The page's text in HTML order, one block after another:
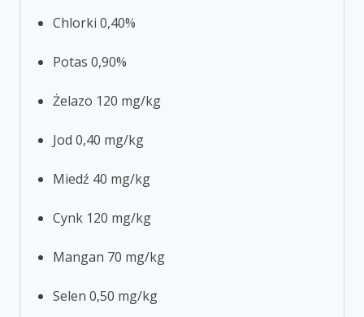
Chlorki 0,40%
Potas 0,90%
Żelazo 120 mg/kg
Jod 0,40 mg/kg
Miedź 40 mg/kg
Cynk 120 mg/kg
Mangan 70 mg/kg
Selen 0,50 mg/kg